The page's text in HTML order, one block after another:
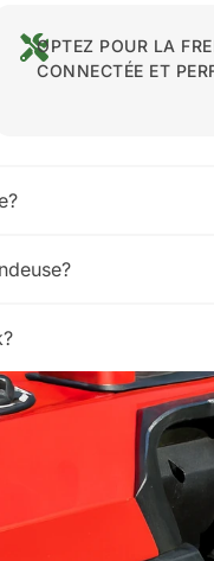
OPTEZ POUR LA
CONNECTÉE ET